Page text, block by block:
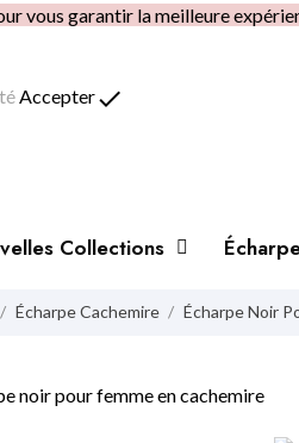
vous garantir la meilleure
Accepterdone
Collections
Écharpe Cachemire Écharpe Noir